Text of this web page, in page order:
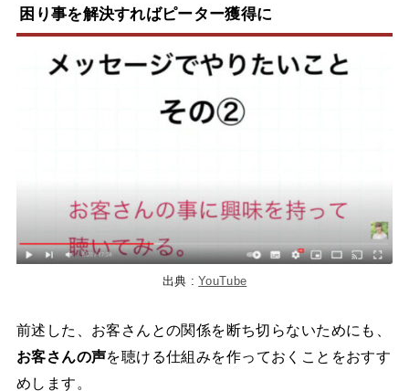
困り事を解決すればピーター獲得に
出典 :YouTube
前述した、お客さんとの関係を断ち切らないためにも、
お客さんの声を聴ける仕組みを作っておくことをおすす
めします。